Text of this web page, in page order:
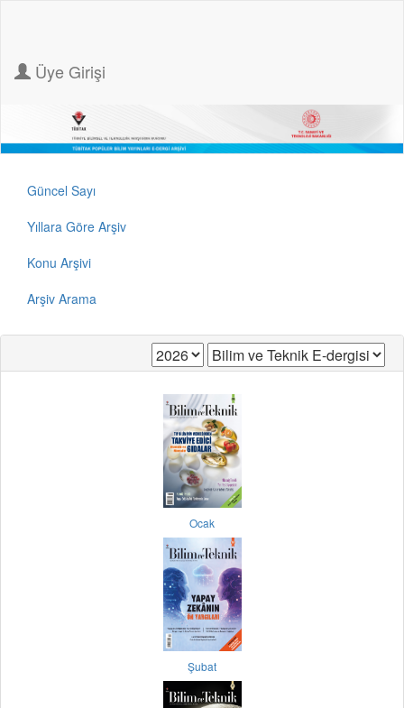
Üye Girişi
Güncel Sayı
Yıllara Göre Arşiv
Konu Arşivi
Arşiv Arama
Ocak
Şubat